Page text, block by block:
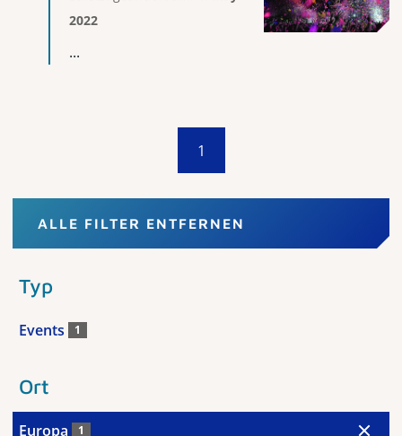
2022
...
1
ALLE FILTER ENTFERNEN
Typ
Events 1
Ort
Europa 1